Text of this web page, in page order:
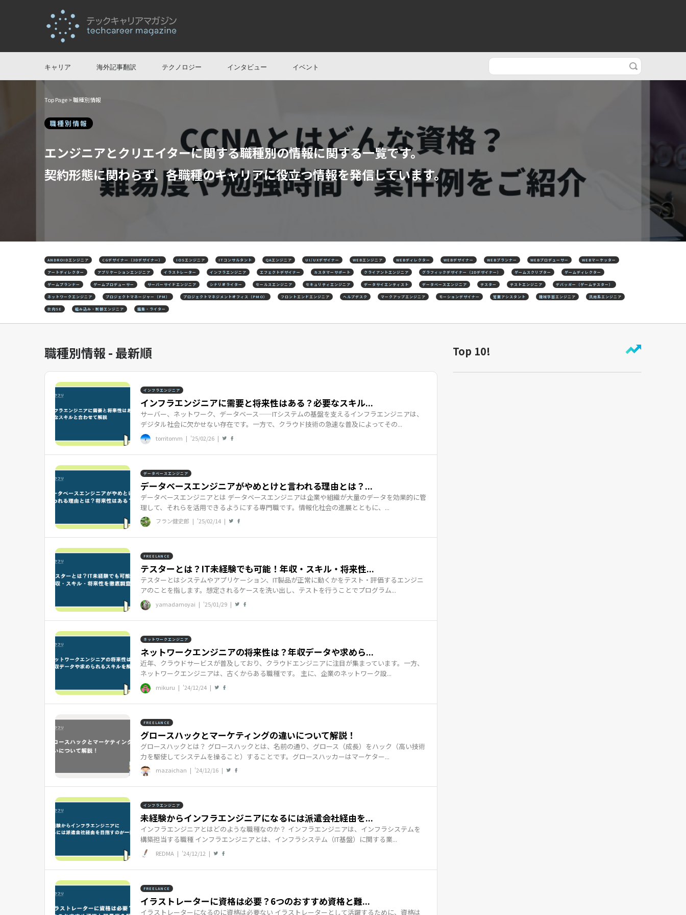
キャリア 海外記事翻訳 テクノロジー インタビュー イベント
Top Page> 職種別情報
職種別情報
エンジニアとクリエイターに関する職種別の情報に関する一覧です。
契約形態に関わらず、各職種のキャリアに役立つ情報を発信しています。
ANDROIDエンジニア CGデザイナー（3Dデザイナー） IOSエンジニア ITコンサルタント QAエンジニア UI/UXデザイナー WEBエンジニア WEBディレクター WEBデザイナー WEBプランナー WEBプロデューサー WEBマーケッター
アートディレクター アプリケーションエンジニア イラストレーター インフラエンジニア エフェクトデザイナー カスタマーサポート クライアントエンジニア グラフィックデザイナー（2Dデザイナー） ゲームスクリプター ゲームディレクター
ゲームプランナー ゲームプロデューサー サーバーサイドエンジニア シナリオライター セールスエンジニア セキュリティエンジニア データサイエンティスト データベースエンジニア テスター テストエンジニア デバッガー（ゲームテスター）
ネットワークエンジニア プロジェクトマネージャー（PM） プロジェクトマネジメントオフィス（PMO） フロントエンドエンジニア ヘルプデスク マークアップエンジニア モーションデザイナー 営業アシスタント 機械学習エンジニア 汎用系エンジニア
社内SE 組み込み・制御エンジニア 編集・ライター
職種別情報 - 最新順
インフラエンジニア
インフラエンジニアに需要と将来性はある？必要なスキル...
サーバー、ネットワーク、データベース——ITシステムの基盤を支えるインフラエンジニアは、
デジタル社会に欠かせない存在です。一方で、クラウド技術の急速な普及によってその...
torritomm | '25/02/26 |
データベースエンジニア
データベースエンジニアがやめとけと言われる理由とは？...
データベースエンジニアとは データベースエンジニアは企業や組織が大量のデータを効果的に管
理して、それらを活用できるようにする専門職です。情報化社会の進展とともに、...
フラン健史郎 | '25/02/14 |
FREELANCE
テスターとは？IT未経験でも可能！年収・スキル・将来性...
テスターとはシステムやアプリケーション、IT製品が正常に動くかをテスト・評価するエンジニ
アのことを指します。想定されるケースを洗い出し、テストを行うことでプログラム...
yamadamoyai | '25/01/29 |
ネットワークエンジニア
ネットワークエンジニアの将来性は？年収データや求めら...
近年、クラウドサービスが普及しており、クラウドエンジニアに注目が集まっています。一方、
ネットワークエンジニアは、古くからある職種です。 主に、企業のネットワーク設...
mikuru | '24/12/24 |
FREELANCE
グロースハックとマーケティングの違いについて解説！
グロースハックとは？ グロースハックとは、名前の通り、グロース（成長）をハック（高い技術
力を駆使してシステムを操ること）することです。グロースハッカーはマーケター...
mazaichan | '24/12/16 |
インフラエンジニア
未経験からインフラエンジニアになるには派遣会社経由を...
インフラエンジニアとはどのような職種なのか？ インフラエンジニアは、インフラシステムを
構築担当する職種 インフラエンジニアとは、インフラシステム（IT基盤）に関する業...
REDMA | '24/12/12 |
FREELANCE
イラストレーターに資格は必要？6つのおすすめ資格と難...
イラストレーターになるのに資格は必要ない イラストレーターとして活躍するために、資格は
Top 10!